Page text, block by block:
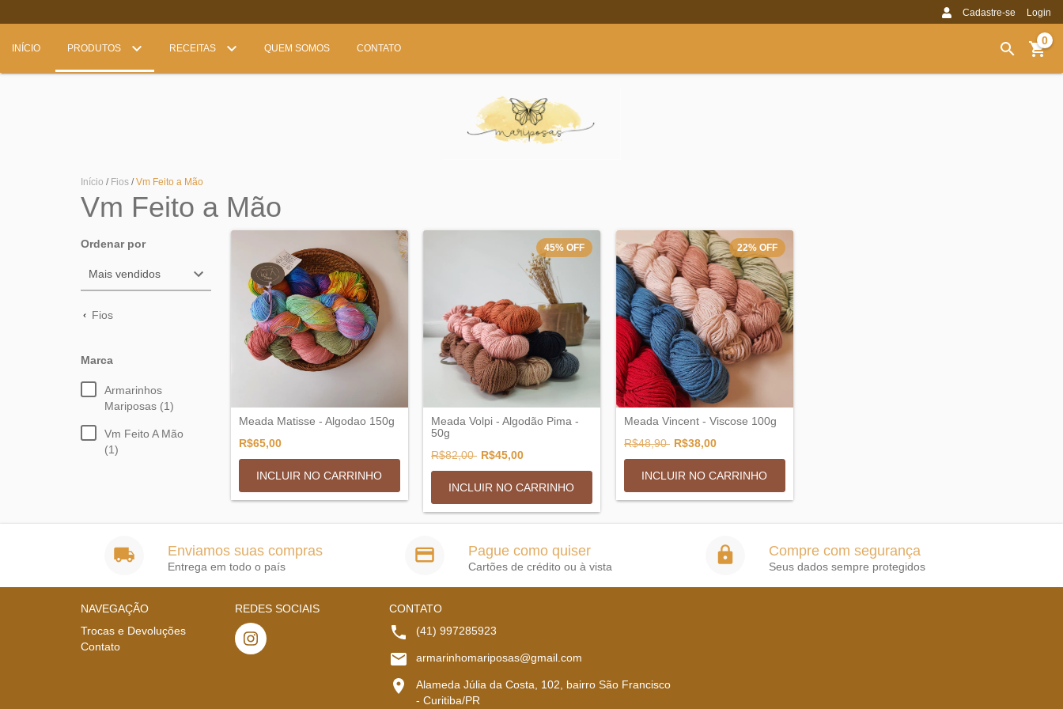
Cadastre-se Login
INÍCIO PRODUTOS RECEITAS QUEM SOMOS CONTATO
0
Início / Fios / Vm Feito a Mão
Vm Feito a Mão
Ordenar por
Fios
Marca
Armarinhos
Mariposas (1)
Vm Feito A Mão
(1)
Meada Matisse - Algodao 150g
R$65,00
INCLUIR NO CARRINHO
45% OFF
Meada Volpi - Algodão Pima -
50g
R$82,00 R$45,00
INCLUIR NO CARRINHO
22% OFF
Meada Vincent - Viscose 100g
R$48,90 R$38,00
INCLUIR NO CARRINHO
Enviamos suas compras
Entrega em todo o país
Pague como quiser
Cartões de crédito ou à vista
Compre com segurança
Seus dados sempre protegidos
NAVEGAÇÃO
Trocas e Devoluções
Contato
REDES SOCIAIS
CONTATO
(41) 997285923
armarinhomariposas@gmail.com
Alameda Júlia da Costa, 102, bairro São Francisco
- Curitiba/PR